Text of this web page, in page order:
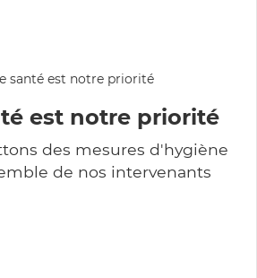
est notre priorité
des mesures d'hygiène
de nos intervenants